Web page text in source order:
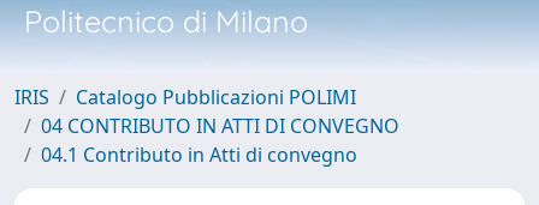
Politecnico di Milano
IRIS
Catalogo Pubblicazioni POLIMI
04 CONTRIBUTO IN ATTI DI CONVEGNO
04.1 Contributo in Atti di convegno